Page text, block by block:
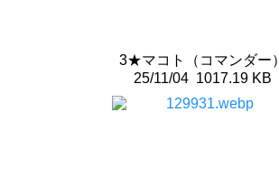
3★マコト（コマンダー）
25/11/041017.19 KB